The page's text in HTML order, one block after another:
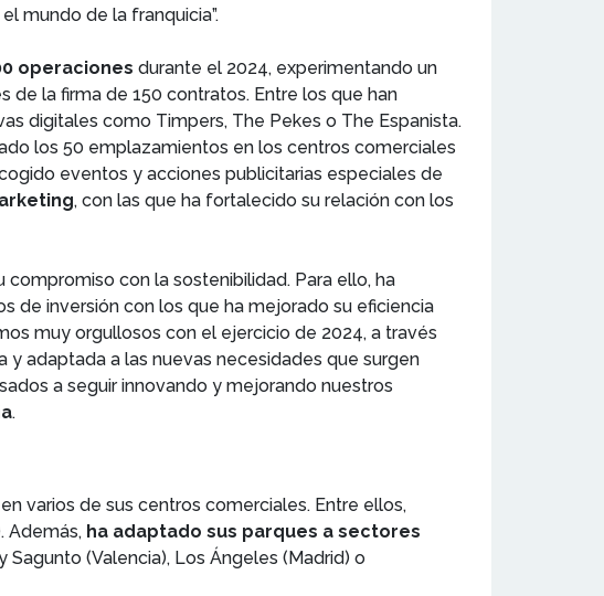
mundo de la franquicia”.
operaciones durante el 2024, experimentando un
la firma de 150 contratos. Entre los que han
digitales como Timpers, The Pekes o The Espanista.
los 50 emplazamientos en los centros comerciales
eventos y acciones publicitarias especiales de
, con las que ha fortalecido su relación con los
con la sostenibilidad. Para ello, ha
de inversión con los que ha mejorado su eficiencia
muy orgullosos con el ejercicio de 2024, a través
adaptada a las nuevas necesidades que surgen
a seguir innovando y mejorando nuestros
.
varios de sus centros comerciales. Entre ellos,
Además, ha adaptado sus parques a sectores
(Valencia), Los Ángeles (Madrid) o